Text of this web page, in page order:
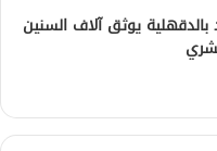
يوثق آلاف السنين